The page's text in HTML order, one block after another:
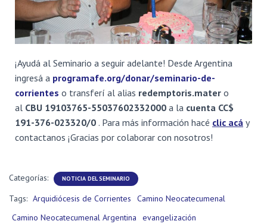
¡Ayudá al Seminario a seguir adelante! Desde Argentina
ingresá a programafe.org/donar/seminario-de-
corrientes o transferí al alias redemptoris.mater o
al CBU 19103765-55037602332000 a la cuenta CC$
191-376-023320/0 . Para más información hacé clic acá y
contactanos ¡Gracias por colaborar con nosotros!
Categorías: NOTICIA DEL SEMINARIO
Tags: Arquidiócesis de Corrientes
Camino Neocatecumenal
Camino Neocatecumenal Argentina
evangelización